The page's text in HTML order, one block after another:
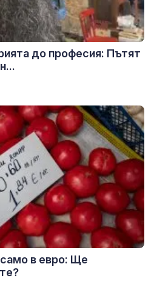
до професия: Пътят
в евро: Ще